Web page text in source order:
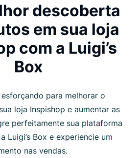
descoberta
em sua loja
com a Luigi’s
Box
para melhorar o
loja Inspishop e aumentar as
perfeitamente sua plataforma
Luigi’s Box e experiencie um
nas vendas.